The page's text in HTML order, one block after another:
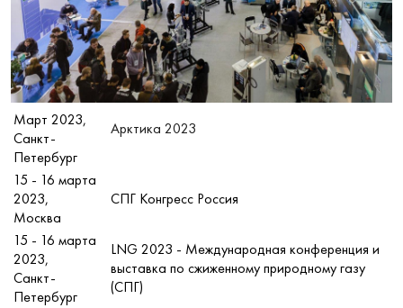
Март 2023,
Санкт-
Петербург
Арктика 2023
15 - 16 марта
2023,
Москва
СПГ Конгресс Россия
15 - 16 марта
2023,
Санкт-
Петербург
LNG 2023 - Международная конференция и
выставка по сжиженному природному газу
(СПГ)